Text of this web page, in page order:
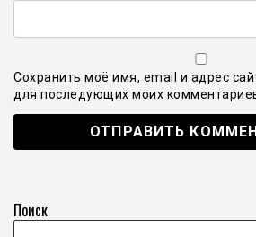
Сохранить моё имя, email и адрес
для последующих моих
Поиск